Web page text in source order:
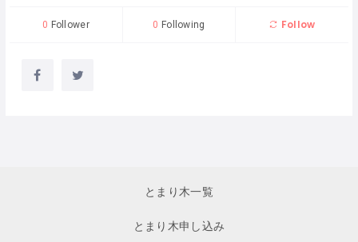
0 Follower 0 Following Follow
とまり木一覧
とまり木申し込み